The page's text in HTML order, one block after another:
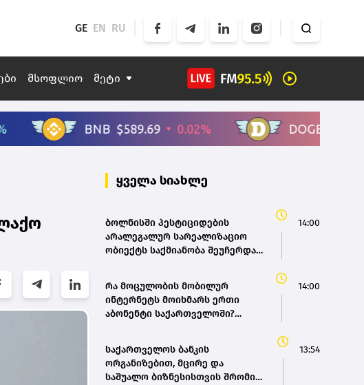
GE EN RU
მსოფლიო მეტი
ყველა სიახლე
ბოლნისში პესტიციდების
არალეგალურ სარეალიზაციო
ობიექტს საქმიანობა შეუჩერდა –
14:00
რა მოცულობის მობილურ
ინტერნეტს მოიხმარს ერთი
აბონენტი საქართველოში?
14:00
საქართველოს ბანკის
ორგანიზებით, მცირე და
საშუალო ბიზნესისთვის შრომის
13:54